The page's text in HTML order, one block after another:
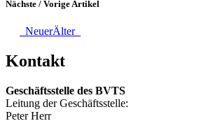
Nächste / Vorige Artikel
NeuerÄlter
Kontakt
Geschäftsstelle des BVTS
Leitung der Geschäftsstelle:
Peter Herr